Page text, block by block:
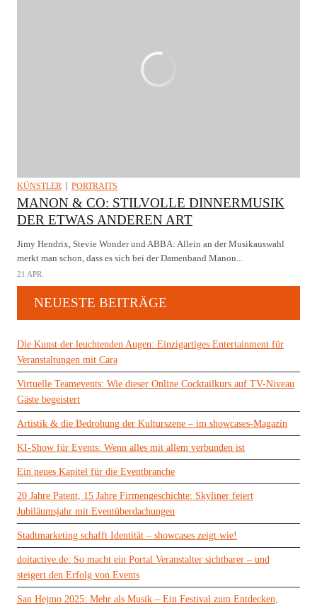
KÜNSTLER PORTRAITS
MANON & CO: STILVOLLE DINNERMUSIK
DER ETWAS ANDEREN ART
Jimy Hendrix, Stevie Wonder und ABBA: Allein an der Musikauswahl
merkt man schon, dass es sich bei der Damenband Manon...
21 APR.
NEUESTE BEITRÄGE
Die Kunst der leuchtenden Augen: Einzigartiges Entertainment für
Veranstaltungen mit Cara
Virtuelle Teamevents: Wie dieser Online Cocktailkurs auf TV-Niveau
Gäste begeistert
Artistik & die Bedrohung der Kulturszene – im showcases-Magazin
KI-Show für Events: Wenn alles mit allem verbunden ist
Ein neues Kapitel für die Eventbranche
20 Jahre Patent, 15 Jahre Firmengeschichte: Skyliner feiert
Jubiläumsjahr mit Eventüberdachungen
Stadtmarketing schafft Identität – showcases zeigt wie!
doitactive.de: So macht ein Portal Veranstalter sichtbarer – und
steigert den Erfolg von Events
San Hejmo 2025: Mehr als Musik – Ein Festival zum Entdecken,